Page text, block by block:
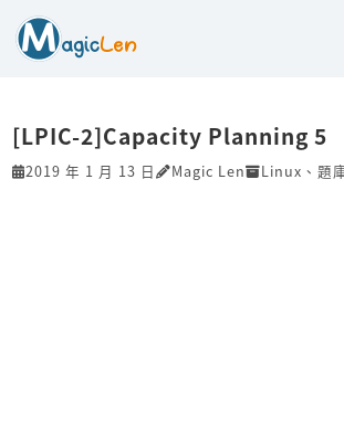
[LPIC-2]Capacity Planning 5
2019 年 1 月 13 日 Magic Len Linux 、 題